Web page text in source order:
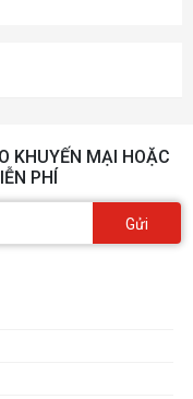
KHUYẾN MẠI HOẶC
PHÍ
Gửi